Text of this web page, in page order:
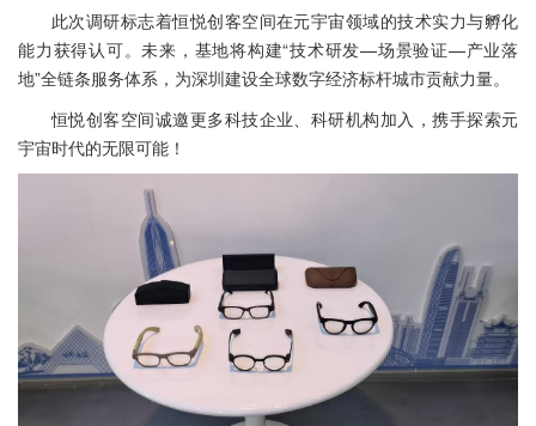
此次调研标志着恒悦创客空间在元宇宙领域的技术实力与孵化
能力获得认可。未来，基地将构建“技术研发—场景验证—产业落
地”全链条服务体系，为深圳建设全球数字经济标杆城市贡献力量。
恒悦创客空间诚邀更多科技企业、科研机构加入，携手探索元
宇宙时代的无限可能！